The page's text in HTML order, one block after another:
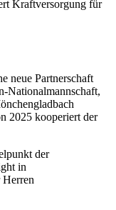
Kraftversorgung für
neue Partnerschaft
Nationalmannschaft,
2025 kooperiert der
der
in